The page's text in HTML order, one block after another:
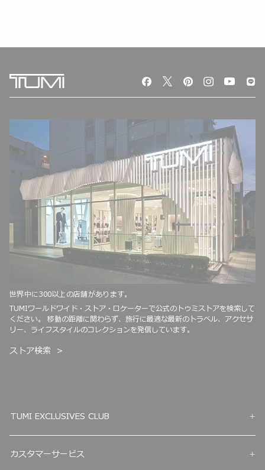
世界中に300以上の店舗があります。
TUMIワールドワイド・ストア・ロケーターで公式のトゥミストアを検索して
ください。 移動の距離に関わらず、旅行に最適な最新のトラベル、アクセサ
リー、ライフスタイルのコレクションを発信しています。
ストア検索
TUMI EXCLUSIVES CLUB
カスタマーサービス